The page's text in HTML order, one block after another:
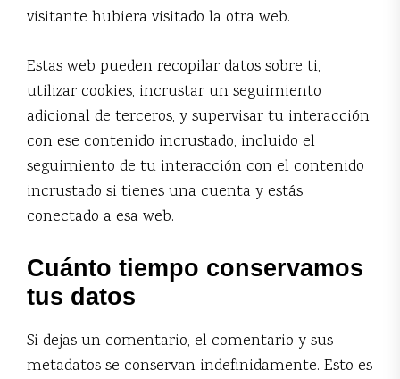
visitante hubiera visitado la otra web.
Estas web pueden recopilar datos sobre ti,
utilizar cookies, incrustar un seguimiento
adicional de terceros, y supervisar tu interacción
con ese contenido incrustado, incluido el
seguimiento de tu interacción con el contenido
incrustado si tienes una cuenta y estás
conectado a esa web.
Cuánto tiempo conservamos
tus datos
Si dejas un comentario, el comentario y sus
metadatos se conservan indefinidamente. Esto es